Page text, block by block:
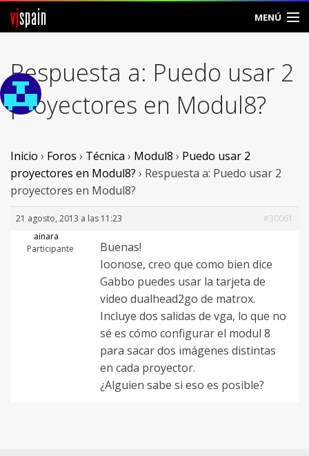
vjspain MENÚ
Foros
Noticias
Vjspain
Ayuda
Contacto
Entrar
Respuesta a: Puedo usar 2
proyectores en Modul8?
Inicio › Foros › Técnica › Modul8 › Puedo usar 2
proyectores en Modul8? › Respuesta a: Puedo usar 2
proyectores en Modul8?
21 agosto, 2013 a las 11:23
#30061
ainara
Participante
Buenas!
Ioonose, creo que como bien dice
Gabbo puedes usar la tarjeta de
video dualhead2go de matrox.
Incluye dos salidas de vga, lo que no
sé es cómo configurar el modul 8
para sacar dos imágenes distintas
en cada proyector.
¿Alguien sabe si eso es posible?